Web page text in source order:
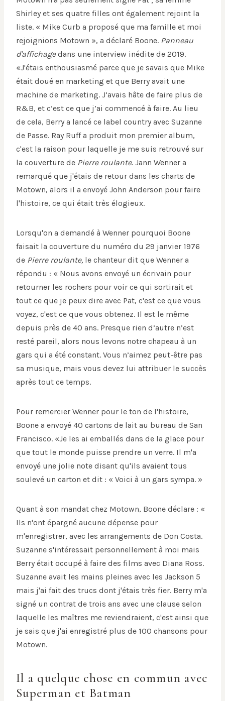
Shirley et ses quatre filles ont également rejoint la
liste. « Mike Curb a proposé que ma famille et moi
rejoignions Motown », a déclaré Boone. Panneau
d'affichagedans une interview inédite de 2019.
«J'étais enthousiasmé parce que je savais que Mike
était doué en marketing et que Berry avait une
machine de marketing. J’avais hâte de faire plus de
R&B, et c’est ce que j’ai commencé à faire. Au lieu
de cela, Berry a lancé ce label country avec Suzanne
de Passe. Ray Ruff a produit mon premier album,
c'est la raison pour laquelle je me suis retrouvé sur
la couverture de Pierre roulante. Jann Wenner a
remarqué que j'étais de retour dans les charts de
Motown, alors il a envoyé John Anderson pour faire
l'histoire, ce qui était très élogieux.
Lorsqu'on a demandé à Wenner pourquoi Boone
faisait la couverture du numéro du 29 janvier 1976
de Pierre roulante, le chanteur dit que Wenner a
répondu : « Nous avons envoyé un écrivain pour
retourner les rochers pour voir ce qui sortirait et
tout ce que je peux dire avec Pat, c'est ce que vous
voyez, c'est ce que vous obtenez. Il est le même
depuis près de 40 ans. Presque rien d’autre n’est
resté pareil, alors nous levons notre chapeau à un
gars qui a été constant. Vous n’aimez peut-être pas
sa musique, mais vous devez lui attribuer le succès
après tout ce temps.
Pour remercier Wenner pour le ton de l'histoire,
Boone a envoyé 40 cartons de lait au bureau de San
Francisco. «Je les ai emballés dans de la glace pour
que tout le monde puisse prendre un verre. Il m'a
envoyé une jolie note disant qu'ils avaient tous
soulevé un carton et dit : « Voici à un gars sympa. »
Quant à son mandat chez Motown, Boone déclare : «
Ils n'ont épargné aucune dépense pour
m'enregistrer, avec les arrangements de Don Costa.
Suzanne s'intéressait personnellement à moi mais
Berry était occupé à faire des films avec Diana Ross.
Suzanne avait les mains pleines avec les Jackson 5
mais j'ai fait des trucs dont j'étais très fier. Berry m'a
signé un contrat de trois ans avec une clause selon
laquelle les maîtres me reviendraient, c'est ainsi que
je sais que j'ai enregistré plus de 100 chansons pour
Motown.
Il a quelque chose en commun avec
Superman et Batman